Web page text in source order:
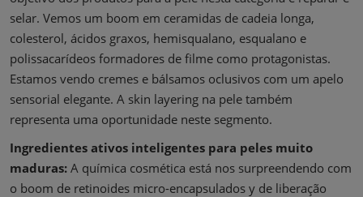
selar. Vemos um boom em ceramidas de cadeia longa,
colesterol, ácidos graxos, hemisqualano, esqualano e
polissacarídeos formadores de filme como protagonistas.
Estamos vendo cremes e bálsamos oclusivos com um apelo
sensorial elegante. A skin layering na pele também
representa uma oportunidade neste segmento.
Ingredientes ativos inteligentes para peles muito
maduras: A química cosmética está nos surpreendendo com
o boom de retinoides micro-encapsulados y de liberação